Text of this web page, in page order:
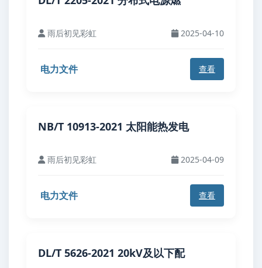
雨后初见彩虹 2025-04-10
电力文件 查看
NB/T 10913-2021 太阳能热发电
雨后初见彩虹 2025-04-09
电力文件 查看
DL/T 5626-2021 20kV及以下配